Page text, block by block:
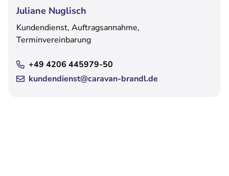
Juliane Nuglisch
Kundendienst, Auftragsannahme,
Terminvereinbarung
+49 4206 445979-50
kundendienst@caravan-brandl.de